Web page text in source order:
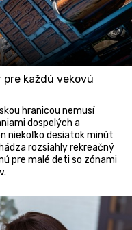
každú vekovú
hranicou nemusí
dospelých a
niekoľko desiatok minút
rozsiahly rekreačný
pre malé deti so zónami